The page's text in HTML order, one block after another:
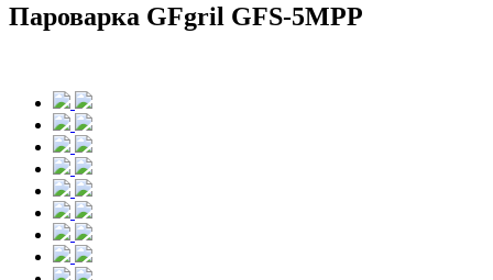
Пароварка GFgril GFS-5MPP